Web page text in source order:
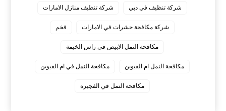
شركة تنظيف في دبي شركة تنظيف منازل الامارات
شركة مكافحة حشرات في الامارات فخم
مكافحة النمل الابيض في راس الخيمة
مكافحة النمل ام القيوين مكافحة النمل في ام القيوين
‏مكافحة النمل في الفجيرة